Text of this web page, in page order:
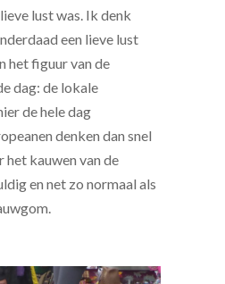
lust was. Ik denk
een lieve lust
het figuur van de
dag: de lokale
de hele dag
denken dan snel
het kauwen van de
en net zo normaal als